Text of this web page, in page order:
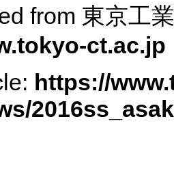
from 東京工
ct.ac.jp
https://